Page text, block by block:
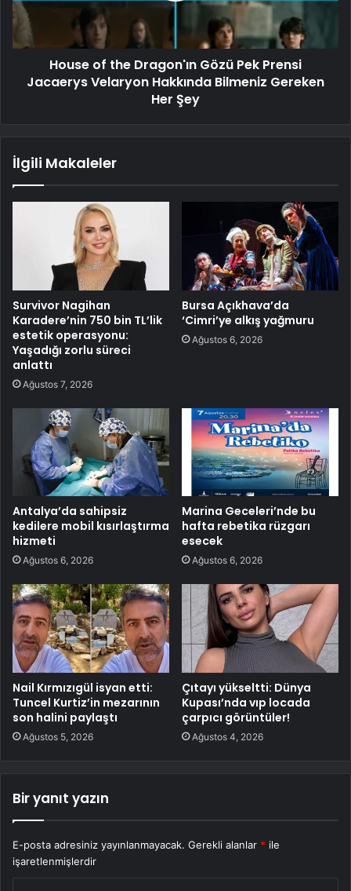
House of the Dragon'ın Gözü Pek Prensi
Jacaerys Velaryon Hakkında Bilmeniz Gereken
Her Şey
İlgili Makaleler
Survivor Nagihan
Karadere’nin 750 bin TL’lik
estetik operasyonu:
Yaşadığı zorlu süreci
anlattı
Ağustos 7, 2026
Bursa Açıkhava’da
‘Cimri’ye alkış yağmuru
Ağustos 6, 2026
Antalya’da sahipsiz
kedilere mobil kısırlaştırma
hizmeti
Ağustos 6, 2026
Marina Geceleri’nde bu
hafta rebetika rüzgarı
esecek
Ağustos 6, 2026
Nail Kırmızıgül isyan etti:
Tuncel Kurtiz’in mezarının
son halini paylaştı
Ağustos 5, 2026
Çıtayı yükseltti: Dünya
Kupası’nda vıp locada
çarpıcı görüntüler!
Ağustos 4, 2026
Bir yanıt yazın
E-posta adresiniz yayınlanmayacak. Gerekli alanlar * ile
işaretlenmişlerdir